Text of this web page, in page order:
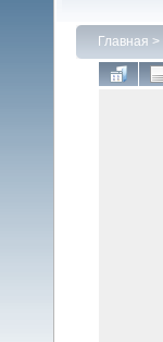
Главная >